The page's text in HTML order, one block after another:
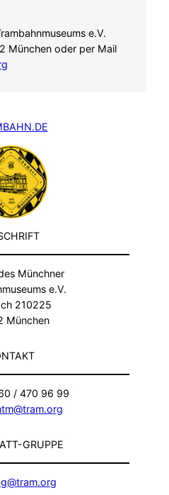
e.V.
München oder per Mail
Münchner
e.V.
210225
München
/ 470 96 99
GRUPPE